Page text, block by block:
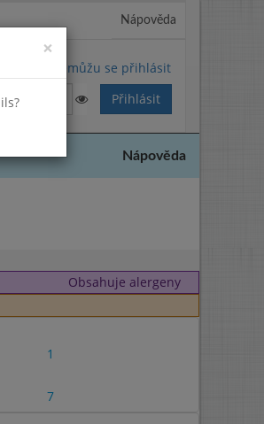
Nápověda
Nemůžu se přihlásit
Nápověda
Obsahuje alergeny
1
7
×